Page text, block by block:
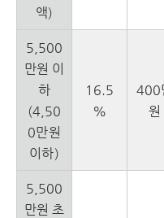
액)
5,500
만원 이
하
(4,50
0만원
이하)
16.5
%
400
원
5,500
만원 초